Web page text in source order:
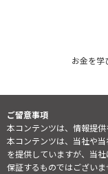
お金を学
ご留意事項
本コンテンツは、情報提供
本コンテンツは、当社や
を提供していますが、当
保証するものではございま